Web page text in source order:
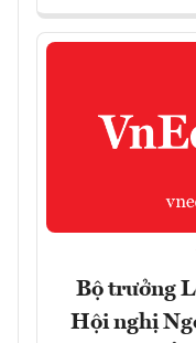
Bộ trưởng
Hội nghị